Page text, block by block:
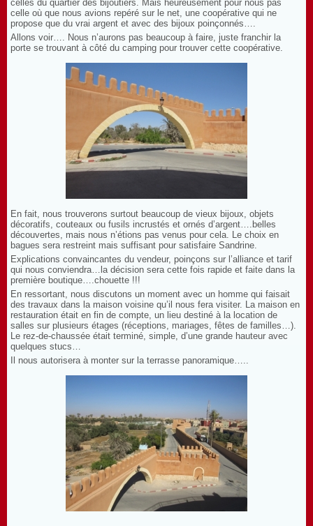
celles du quartier des bijoutiers. Mais heureusement pour nous pas
celle où que nous avions repéré sur le net, une coopérative qui ne
propose que du vrai argent et avec des bijoux poinçonnés….
Allons voir…. Nous n’aurons pas beaucoup à faire, juste franchir la
porte se trouvant à côté du camping pour trouver cette coopérative.
En fait, nous trouverons surtout beaucoup de vieux bijoux, objets
décoratifs, couteaux ou fusils incrustés et ornés d’argent….belles
découvertes, mais nous n’étions pas venus pour cela. Le choix en
bagues sera restreint mais suffisant pour satisfaire Sandrine.
Explications convaincantes du vendeur, poinçons sur l’alliance et tarif
qui nous conviendra…la décision sera cette fois rapide et faite dans la
première boutique….chouette !!!
En ressortant, nous discutons un moment avec un homme qui faisait
des travaux dans la maison voisine qu’il nous fera visiter. La maison en
restauration était en fin de compte, un lieu destiné à la location de
salles sur plusieurs étages (réceptions, mariages, fêtes de familles…).
Le rez-de-chaussée était terminé, simple, d’une grande hauteur avec
quelques stucs…
Il nous autorisera à monter sur la terrasse panoramique…..